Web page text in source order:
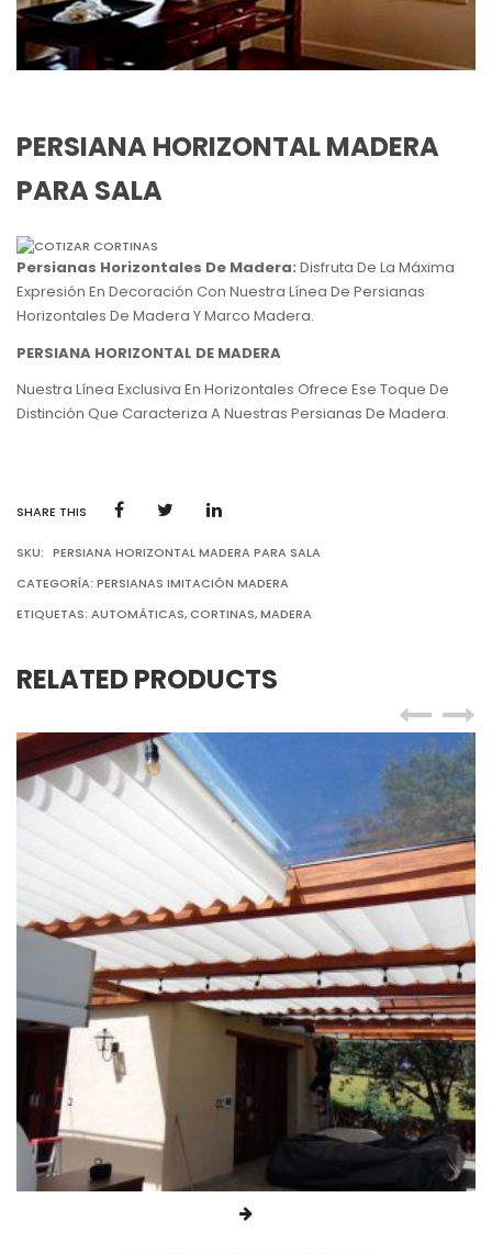
PERSIANA HORIZONTAL MADERA
PARA SALA
Persianas Horizontales De Madera: Disfruta De La Máxima
Expresión En Decoración Con Nuestra Línea De Persianas
Horizontales De Madera Y Marco Madera.
PERSIANA HORIZONTAL DE MADERA
Nuestra Línea Exclusiva En Horizontales Ofrece Ese Toque De
Distinción Que Caracteriza A Nuestras Persianas De Madera.
SHARE THIS
SKU: PERSIANA HORIZONTAL MADERA PARA SALA
CATEGORÍA: PERSIANAS IMITACIÓN MADERA
ETIQUETAS: AUTOMÁTICAS,CORTINAS,MADERA
RELATED PRODUCTS